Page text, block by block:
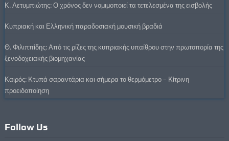
Κ. Λετυμπιώτης: Ο χρόνος δεν νομιμοποιεί τα τετελεσμένα της εισβολής
Κυπριακή και Ελληνική παραδοσιακή μουσική βραδιά
Θ. Φιλιππίδης: Από τις ρίζες της κυπριακής υπαίθρου στην πρωτοπορία της
ξενοδοχειακής βιομηχανίας
Καιρός: Κτυπά σαραντάρια και σήμερα το θερμόμετρο – Κίτρινη
προειδοποίηση
Follow Us